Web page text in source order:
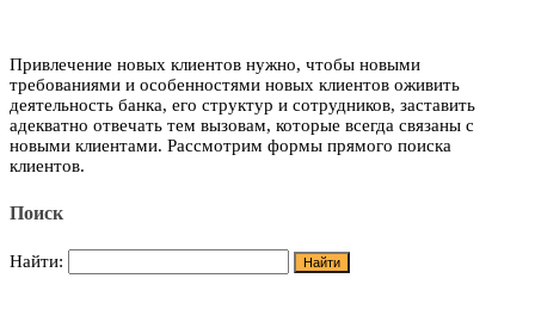
Привлечение новых клиентов нужно, чтобы новыми
требованиями и особенностями новых клиентов оживить
деятельность банка, его структур и сотрудников, заставить
адекватно отвечать тем вызовам, которые всегда связаны с
новыми клиентами. Рассмотрим формы прямого поиска
клиентов.
Поиск
Найти: